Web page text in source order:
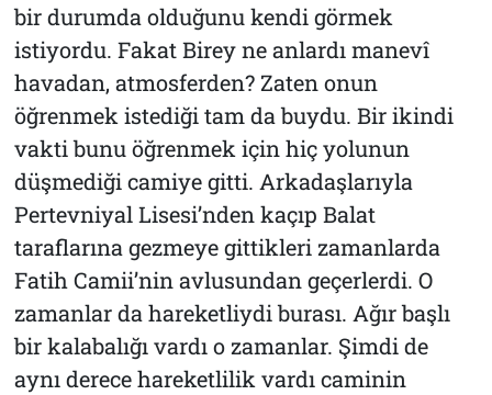
bir durumda olduğunu kendi görmek
istiyordu. Fakat Birey ne anlardı manevî
havadan, atmosferden? Zaten onun
öğrenmek istediği tam da buydu. Bir ikindi
vakti bunu öğrenmek için hiç yolunun
düşmediği camiye gitti. Arkadaşlarıyla
Pertevniyal Lisesi’nden kaçıp Balat
taraflarına gezmeye gittikleri zamanlarda
Fatih Camii’nin avlusundan geçerlerdi. O
zamanlar da hareketliydi burası. Ağır başlı
bir kalabalığı vardı o zamanlar. Şimdi de
aynı derece hareketlilik vardı caminin